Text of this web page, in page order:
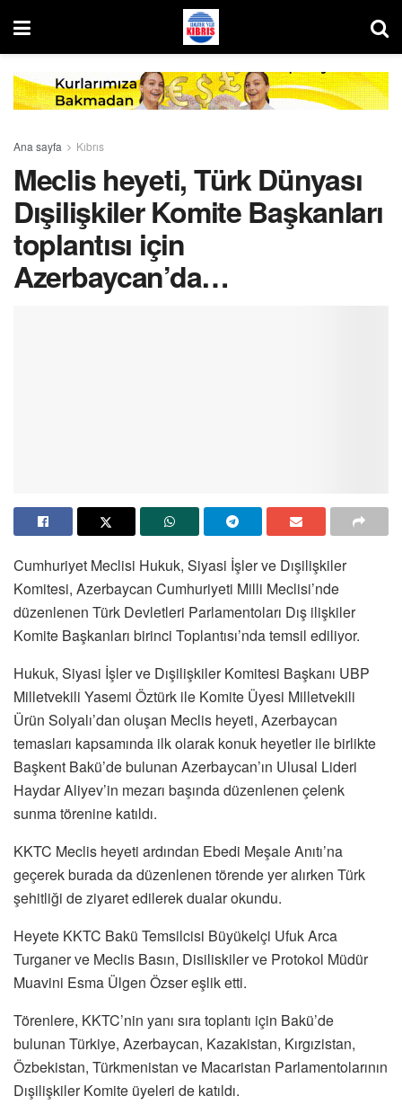
Ana sayfa Kıbrıs
Meclis heyeti, Türk Dünyası
Dışilişkiler Komite Başkanları
toplantısı için
Azerbaycan’da…
Cumhuriyet Meclisi Hukuk, Siyasi İşler ve Dışilişkiler
Komitesi, Azerbaycan Cumhuriyeti Milli Meclisi’nde
düzenlenen Türk Devletleri Parlamentoları Dış ilişkiler
Komite Başkanları birinci Toplantısı’nda temsil ediliyor.
Hukuk, Siyasi İşler ve Dışilişkiler Komitesi Başkanı UBP
Milletvekili Yasemi Öztürk ile Komite Üyesi Milletvekili
Ürün Solyalı’dan oluşan Meclis heyeti, Azerbaycan
temasları kapsamında ilk olarak konuk heyetler ile birlikte
Başkent Bakü’de bulunan Azerbaycan’ın Ulusal Lideri
Haydar Aliyev’in mezarı başında düzenlenen çelenk
sunma törenine katıldı.
KKTC Meclis heyeti ardından Ebedi Meşale Anıtı’na
geçerek burada da düzenlenen törende yer alırken Türk
şehitliği de ziyaret edilerek dualar okundu.
Heyete KKTC Bakü Temsilcisi Büyükelçi Ufuk Arca
Turganer ve Meclis Basın, Disiliskiler ve Protokol Müdür
Muavini Esma Ülgen Özser eşlik etti.
Törenlere, KKTC’nin yanı sıra toplantı için Bakü’de
bulunan Türkiye, Azerbaycan, Kazakistan, Kırgızistan,
Özbekistan, Türkmenistan ve Macaristan Parlamentolarının
Dışilişkiler Komite üyeleri de katıldı.